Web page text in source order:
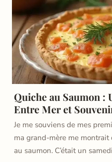
Quiche au Saumon :
Entre Mer et
Je me souviens de mes
ma grand-mère me
au saumon. C’était un